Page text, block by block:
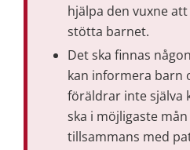
hjälpa den vuxne
stötta barnet.
Det ska finnas
kan informera barn
föräldrar inte själva
ska i möjligaste
tillsammans med